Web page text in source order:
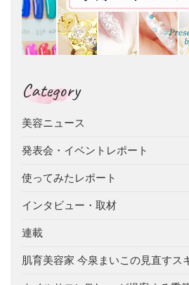
Category
美容ニュース
発表会・イベントレポート
使ってみたレポート
インタビュー・取材
連載
肌育美容家 今泉まいこの見直すス